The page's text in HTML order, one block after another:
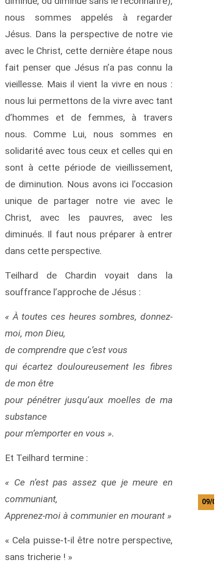
nous sommes appelés à regarder
Jésus. Dans la perspective de notre vie
avec le Christ, cette dernière étape nous
fait penser que Jésus n’a pas connu la
vieillesse. Mais il vient la vivre en nous :
nous lui permettons de la vivre avec tant
d’hommes et de femmes, à travers
nous. Comme Lui, nous sommes en
solidarité avec tous ceux et celles qui en
sont à cette période de vieillissement,
de diminution. Nous avons ici l’occasion
unique de partager notre vie avec le
Christ, avec les pauvres, avec les
diminués. Il faut nous préparer à entrer
dans cette perspective.
Teilhard de Chardin voyait dans la
souffrance l’approche de Jésus :
« À toutes ces heures sombres, donnez-
moi, mon Dieu,
de comprendre que c’est vous
qui écartez douloureusement les fibres
de mon être
pour pénétrer jusqu’aux moelles de ma
substance
pour m’emporter en vous ».
Et Teilhard termine :
« Ce n’est pas assez que je meure en
communiant,
Apprenez-moi à communier en mourant »
« Cela puisse-t-il être notre perspective,
sans tricherie ! »
09/